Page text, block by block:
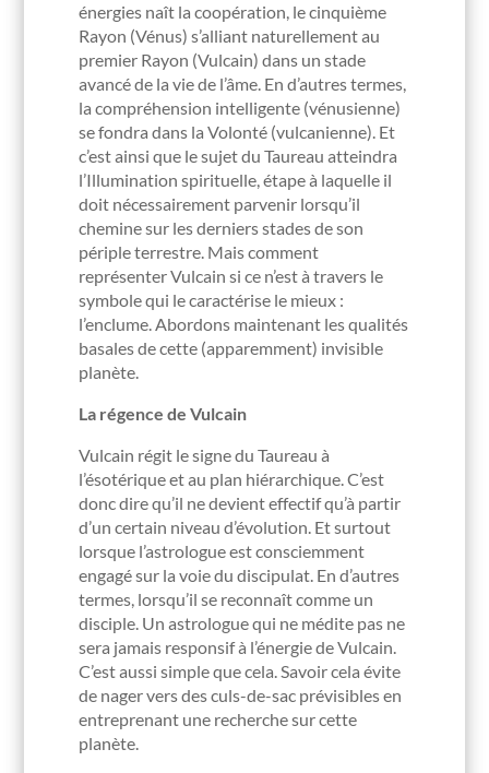
énergies naît la coopération, le cinquième
Rayon (Vénus) s’alliant naturellement au
premier Rayon (Vulcain) dans un stade
avancé de la vie de l’âme. En d’autres termes,
la compréhension intelligente (vénusienne)
se fondra dans la Volonté (vulcanienne). Et
c’est ainsi que le sujet du Taureau atteindra
l’Illumination spirituelle, étape à laquelle il
doit nécessairement parvenir lorsqu’il
chemine sur les derniers stades de son
périple terrestre. Mais comment
représenter Vulcain si ce n’est à travers le
symbole qui le caractérise le mieux :
l’enclume. Abordons maintenant les qualités
basales de cette (apparemment) invisible
planète.
La régence de Vulcain
Vulcain régit le signe du Taureau à
l’ésotérique et au plan hiérarchique. C’est
donc dire qu’il ne devient effectif qu’à partir
d’un certain niveau d’évolution. Et surtout
lorsque l’astrologue est consciemment
engagé sur la voie du discipulat. En d’autres
termes, lorsqu’il se reconnaît comme un
disciple. Un astrologue qui ne médite pas ne
sera jamais responsif à l’énergie de Vulcain.
C’est aussi simple que cela. Savoir cela évite
de nager vers des culs-de-sac prévisibles en
entreprenant une recherche sur cette
planète.